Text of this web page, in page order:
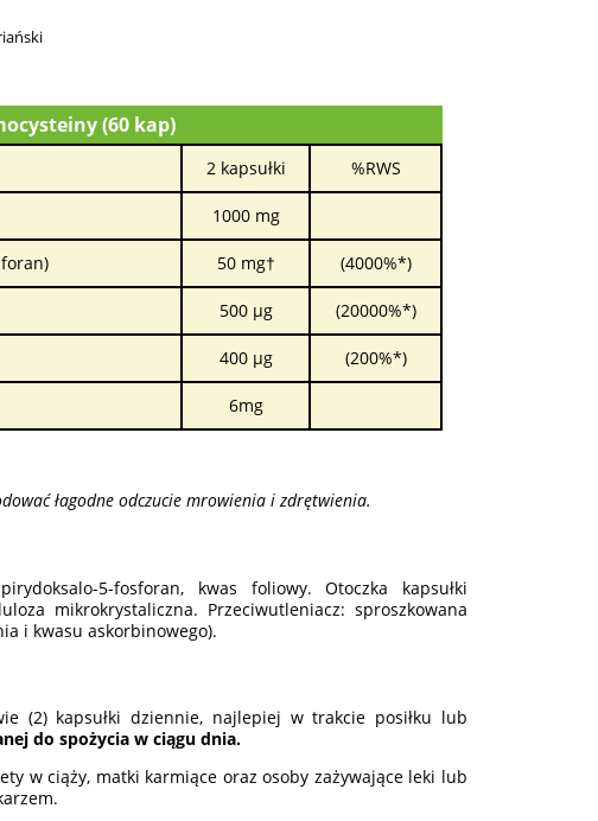
(60 kap)
2 kapsułki %RWS
1000 mg
50 mg† (4000%*)
500 µg (20000%*)
400 µg (200%*)
6mg
łagodne odczucie mrowienia i zdrętwienia.
5-fosforan, kwas foliowy. Otoczka kapsułki
mikrokrystaliczna. Przeciwutleniacz: sproszkowana
i kwasu askorbinowego).
(2) kapsułki dziennie, najlepiej w trakcie posiłku lub
do spożycia w ciągu dnia.
w ciąży, matki karmiące oraz osoby zażywające leki lub